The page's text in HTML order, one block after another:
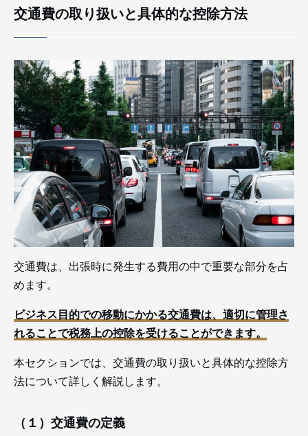
交通費の取り扱いと具体的な控除方法
交通費は、出張時に発生する費用の中で重要な部分を占
めます。
ビジネス目的での移動にかかる交通費は、適切に管理さ
れることで税務上の控除を受けることができます。
本セクションでは、交通費の取り扱いと具体的な控除方
法について詳しく解説します。
（１）交通費の定義